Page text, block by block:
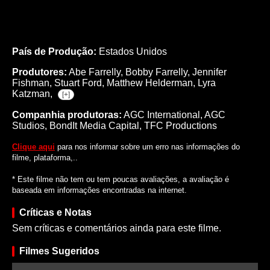
País de Produção: Estados Unidos
Produtores: Abe Farrelly, Bobby Farrelly, Jennifer
Fishman, Stuart Ford, Matthew Helderman, Lyra
Katzman,
[+]
Companhia produtoras: AGC International, AGC
Studios, BondIt Media Capital, TFC Productions
Clique aqui para nos informar sobre um erro nas informações do
filme, plataforma,..
* Este filme não tem ou tem poucas avaliações, a avaliação é
baseada em informações encontradas na internet.
Críticas e Notas
Sem críticas e comentários ainda para este filme.
Filmes Sugeridos